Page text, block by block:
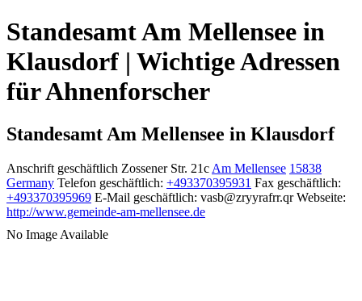
Standesamt Am Mellensee in
Klausdorf | Wichtige Adressen
für Ahnenforscher
Standesamt Am Mellensee in Klausdorf
Anschrift geschäftlich Zossener Str. 21c Am Mellensee 15838
Germany Telefon geschäftlich: +493370395931 Fax geschäftlich:
+493370395969 E-Mail geschäftlich: vasb@zryyrafrr.qr Webseite:
http://www.gemeinde-am-mellensee.de
No Image Available